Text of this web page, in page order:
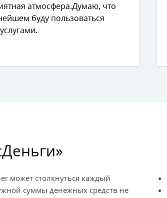
атмосфера. Думаю, что
буду пользоваться
может столкнуться каждый
суммы денежных средств не